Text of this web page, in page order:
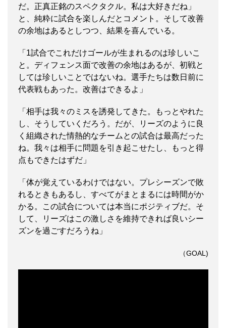
だ。正真正銘のスペクタクル。私は大好きだね」
と、純粋に試合を楽しんだとコメント。そして改善
の余地はあるとしつつ、結果を喜んでいる。
「1試合でこれだけゴールが生まれるのは珍しいこ
と。ディフェンス面で改善の余地はあるが、初戦と
しては珍しいことではないね。選手たちは数日前に
代表戦もあった。改善はできるよ」
「相手は我々のミスを誘発してきた。もっとやれた
し、そうしていくだろう。だが、リーズのように良
く組織された情熱的なチームとの試合は最高だった
ね。我々は相手に問題を引き起こせたし、もっと得
点もできたはずだ」
「体が覚えているわけではない。プレシーズンで敗
れるときもあるし、すべてがまとまるには時間がか
かる。この試合については本当にポジティブだ。そ
して、リーズはこの激しさを維持できれば良いシー
ズンを過ごすだろうね」
（GOAL)